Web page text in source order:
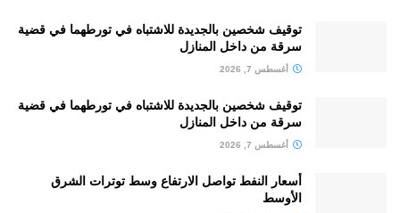
توقيف شخصين بالجديدة للاشتباه في تورطهما في قضية
سرقة من داخل المنازل
أغسطس 7, 2026
توقيف شخصين بالجديدة للاشتباه في تورطهما في قضية
سرقة من داخل المنازل
أغسطس 7, 2026
أسعار النفط تواصل الارتفاع وسط توترات الشرق
الأوسط